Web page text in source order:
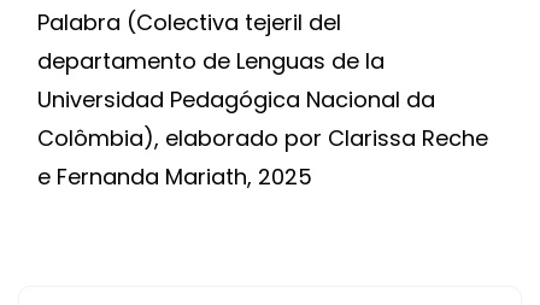
Palabra (Colectiva tejeril del
departamento de Lenguas de la
Universidad Pedagógica Nacional da
Colômbia), elaborado por Clarissa Reche
e Fernanda Mariath, 2025